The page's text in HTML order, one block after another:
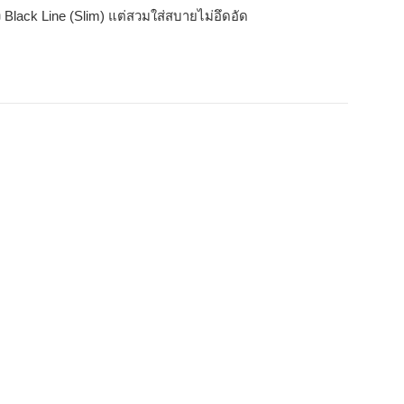
Black Line (Slim) แต่สวมใส่สบายไม่อึดอัด